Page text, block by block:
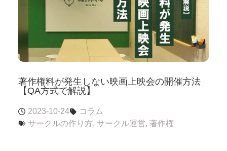
著作権料が発生しない映画上映会の開催方法
【QA方式で解説】
2023-10-24
コラム
サークルの作り方, サークル運営, 著作権